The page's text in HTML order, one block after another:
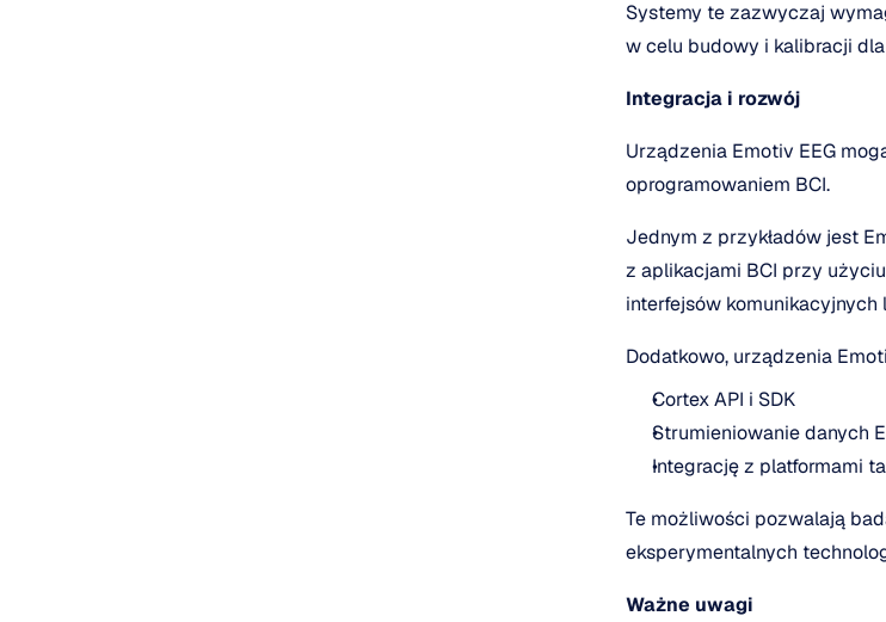
Systemy te zazwyczaj
w celu budowy i kalibracji
Integracja i rozwój
Urządzenia Emotiv EEG
oprogramowaniem BCI.
Jednym z przykładów jest
z aplikacjami BCI przy
interfejsów
Dodatkowo, urządzenia
Cortex API i SDK
Strumieniowanie danych
Integrację z platformami
Te możliwości pozwalają
eksperymentalnych
Ważne uwagi